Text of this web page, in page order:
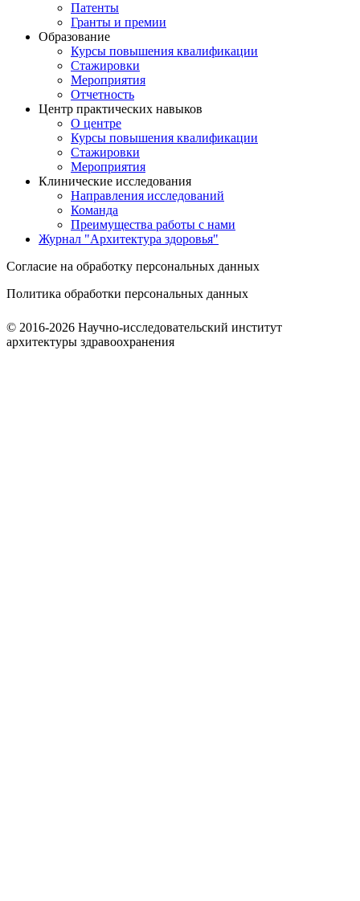
Патенты
Гранты и премии
Образование
Курсы повышения квалификации
Стажировки
Мероприятия
Отчетность
Центр практических навыков
О центре
Курсы повышения квалификации
Стажировки
Мероприятия
Клинические исследования
Направления исследований
Команда
Преимущества работы с нами
Журнал "Архитектура здоровья"
Согласие на обработку персональных данных
Политика обработки персональных данных
© 2016-2026 Научно-исследовательский институт
архитектуры здравоохранения